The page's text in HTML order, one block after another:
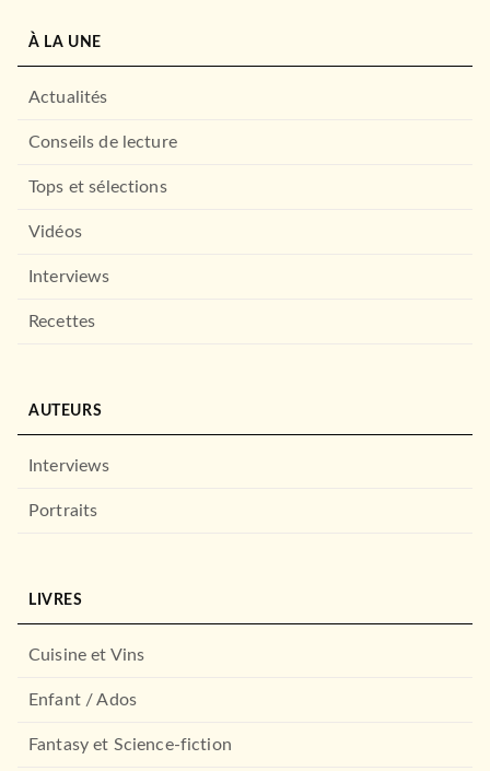
À LA UNE
Actualités
Conseils de lecture
Tops et sélections
Vidéos
Interviews
Recettes
AUTEURS
Interviews
Portraits
LIVRES
Cuisine et Vins
Enfant / Ados
Fantasy et Science-fiction